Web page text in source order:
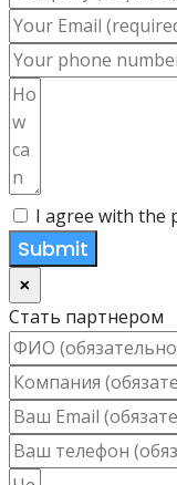
I agree with the
Submit
×
Стать партнером